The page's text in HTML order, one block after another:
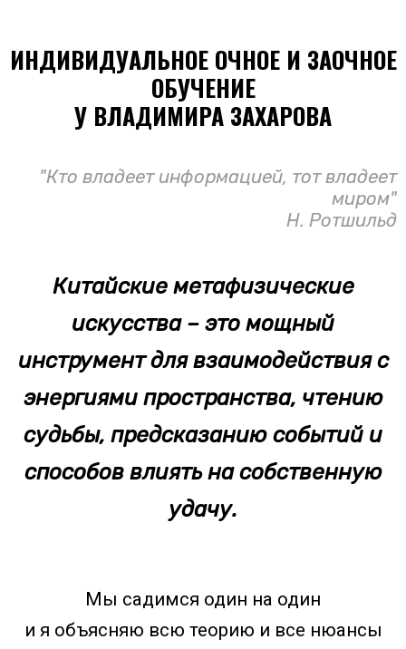
ИНДИВИДУАЛЬНОЕ ОЧНОЕ И ЗАОЧНОЕ
ОБУЧЕНИЕ
У ВЛАДИМИРА ЗАХАРОВА
"Кто владеет информацией, тот владеет
миром"
Н. Ротшильд
Китайские метафизические
искусства – это мощный
инструмент для взаимодействия с
энергиями пространства, чтению
судьбы, предсказанию событий и
способов влиять на собственную
удачу.
Мы садимся один на один
и я объясняю всю теорию и все нюансы